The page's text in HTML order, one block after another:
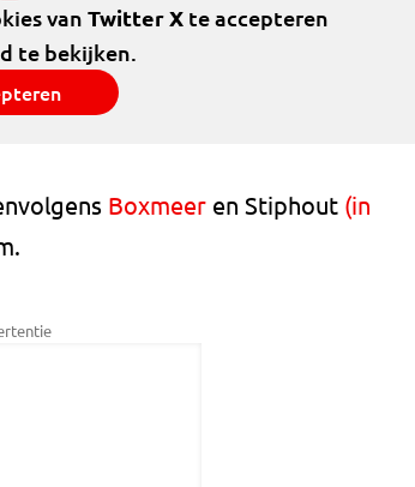
van Twitter Xte accepteren
te bekijken.
Boxmeer en Stiphout (in